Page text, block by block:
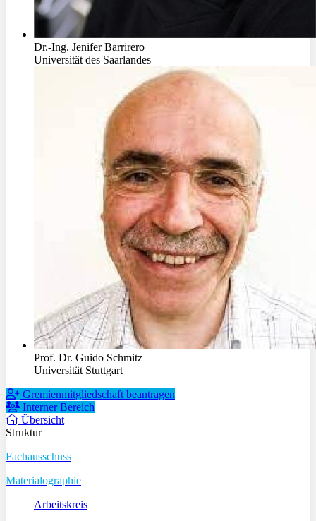
Dr.-Ing. Jenifer Barrirero
Universität des Saarlandes
Prof. Dr. Guido Schmitz
Universität Stuttgart
Gremienmitgliedschaft beantragen
Interner Bereich
Übersicht
Struktur
Fachausschuss
Materialographie
Arbeitskreis